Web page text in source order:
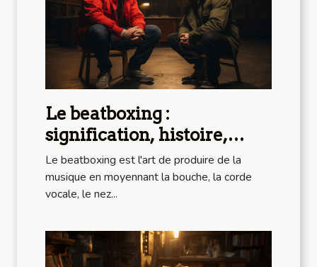
Le beatboxing :
signification, histoire,
meilleurs beatboxeurs
Le beatboxing est l'art de produire de la
musique en moyennant la bouche, la corde
vocale, le nez...